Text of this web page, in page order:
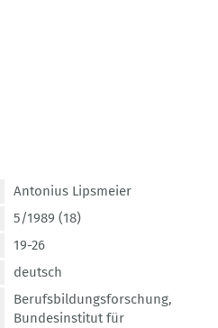
Antonius Lipsmeier
5/1989 (18)
19-26
deutsch
Berufsbildungsforschung,
Bundesinstitut für